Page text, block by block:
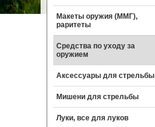
Макеты оружия (ММГ),
раритеты
Средства по уходу за
оружием
Аксессуары для стрельбы
Мишени для стрельбы
Луки, все для луков